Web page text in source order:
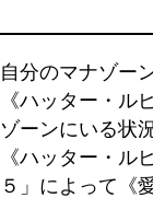
自分のマナゾー
《ハッター・
ゾーンにいる状
《ハッター・ル
５」によって《